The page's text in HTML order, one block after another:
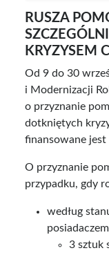
RUSZA
KRYZYSEM
Od 9 do 30
i Modernizacji
o przyznanie
dotkniętych
finansowane
O przyznanie
przypadku, gdy
według
3 sztuk